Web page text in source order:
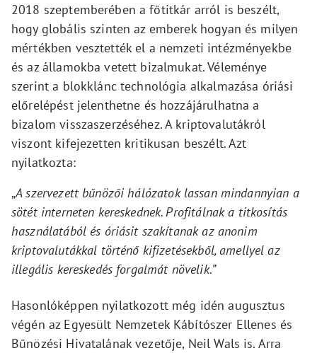
2018 szeptemberében a főtitkár arról is beszélt,
hogy globális szinten az emberek hogyan és milyen
mértékben vesztették el a nemzeti intézményekbe
és az államokba vetett bizalmukat. Véleménye
szerint a blokklánc technológia alkalmazása óriási
előrelépést jelenthetne és hozzájárulhatna a
bizalom visszaszerzéséhez. A kriptovalutákról
viszont kifejezetten kritikusan beszélt. Azt
nyilatkozta:
„A szervezett bűnözői hálózatok lassan mindannyian a
sötét interneten kereskednek. Profitálnak a titkosítás
használatából és óriásit szakítanak az anonim
kriptovalutákkal történő kifizetésekből, amellyel az
illegális kereskedés forgalmát növelik.”
Hasonlóképpen nyilatkozott még idén augusztus
végén az Egyesült Nemzetek Kábítószer Ellenes és
Bűnözési Hivatalának vezetője, Neil Wals is. Arra